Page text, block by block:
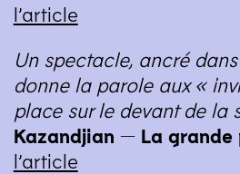
l’article
Un spectacle, ancré dans
donne la parole aux «
place sur le devant de la
Kazandjian — La grande
l’article